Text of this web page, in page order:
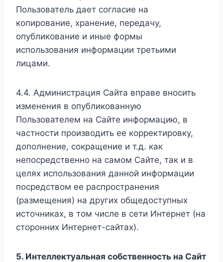
Пользователь дает согласие на
копирование, хранение, передачу,
опубликование и иные формы
использования информации третьими
лицами.
4.4. Администрация Сайта вправе вносить
изменения в опубликованную
Пользователем на Сайте информацию, в
частности производить ее корректировку,
дополнение, сокращение и т.д. как
непосредственно на самом Сайте, так и в
целях использования данной информации
посредством ее распространения
(размещения) на других общедоступных
источниках, в том числе в сети Интернет (на
сторонних Интернет-сайтах).
5. Интеллектуальная собственность на Сайт